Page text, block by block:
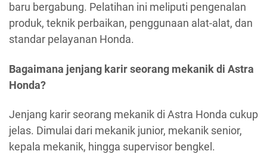
baru bergabung. Pelatihan ini meliputi pengenalan
produk, teknik perbaikan, penggunaan alat-alat, dan
standar pelayanan Honda.
Bagaimana jenjang karir seorang mekanik di Astra
Honda?
Jenjang karir seorang mekanik di Astra Honda cukup
jelas. Dimulai dari mekanik junior, mekanik senior,
kepala mekanik, hingga supervisor bengkel.